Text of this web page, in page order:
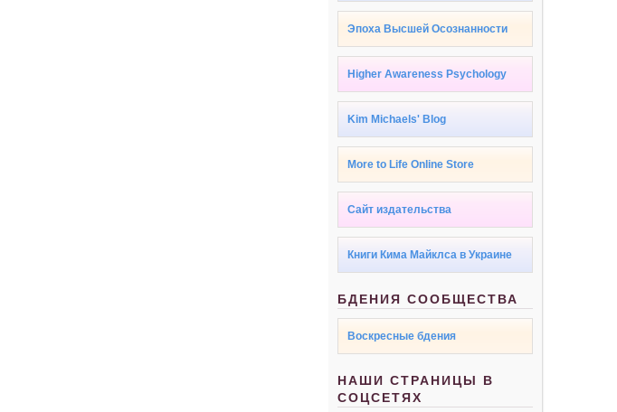
Эпоха Высшей Осознанности
Higher Awareness Psychology
Kim Michaels' Blog
More to Life Online Store
Сайт издательства
Книги Кима Майклса в Украине
БДЕНИЯ СООБЩЕСТВА
Воскресные бдения
НАШИ СТРАНИЦЫ В
СОЦСЕТЯХ